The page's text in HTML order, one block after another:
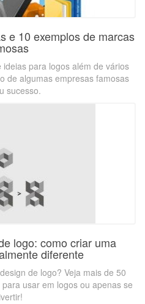
e 10 exemplos de marcas
para logos além de vários
de algumas empresas famosas
sucesso.
logo: como criar uma
diferente
de logo? Veja mais de 50
usar em logos ou apenas se